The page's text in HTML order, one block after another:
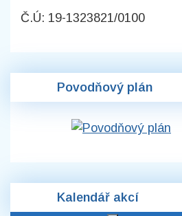
Č.Ú: 19-1323821/0100
Povodňový plán
Kalendář akcí